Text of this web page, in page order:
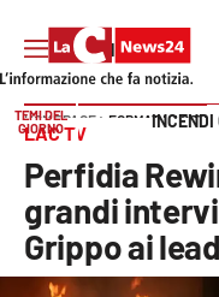
SEZIONI
Cronaca
Vai
TEMI DEL
GIORNO
HOME PAGE FORMAT LAC TV
LAC TV
Perfidia
grandi
Grippo ai